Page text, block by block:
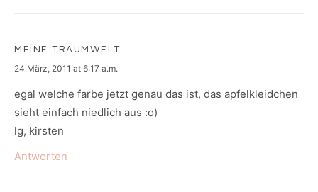
MEINE TRAUMWELT
says:
24 März, 2011 at 6:17 a.m.
egal welche farbe jetzt genau das ist, das apfelkleidchen
sieht einfach niedlich aus :o)
lg, kirsten
Antworten